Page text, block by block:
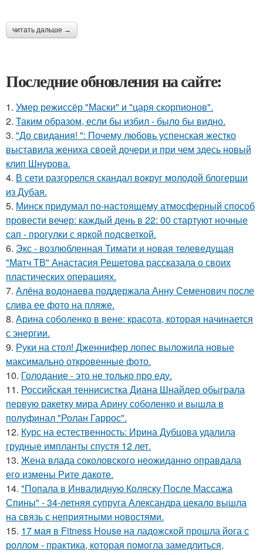
читать дальше →
Последние обновления на сайте:
1. Умер режиссёр "Маски" и "царя скорпионов".
2. Таким образом, если бы избил - было бы видно.
3. "До свидания! ": Почему любовь успенская жестко
выставила жениха своей дочери и при чем здесь новый
клип Шнурова.
4. В сети разгорелся скандал вокруг молодой блогерши
из Дубая.
5. Минск придумал по-настоящему атмосферный способ
провести вечер: каждый день в 22: 00 стартуют ночные
сап - прогулки с яркой подсветкой.
6. Экс - возлюбленная Тимати и новая телеведущая
"Матч ТВ" Анастасия Решетова рассказала о своих
пластических операциях.
7. Алёна водонаева поддержала Анну Семенович после
слива ее фото на пляже.
8. Арина соболенко в вене: красота, которая начинается
с энергии.
9. Руки на стол! Дженнифер лопес выложила новые
максимально откровенные фото.
10. Голодание - это не только про еду.
11. Российская теннисистка Диана Шнайдер обыграла
первую ракетку мира Арину соболенко и вышла в
полуфинал "Ролан Гаррос".
12. Курс на естественность: Ирина Дубцова удалила
грудные импланты спустя 12 лет.
13. Жена влада соколовского неожиданно оправдала
его измены Рите дакоте.
14. "Попала в Инвалидную Коляску После Массажа
Спины" - 34-летняя супруга Александра цекало вышла
на связь с неприятными новостями.
15. 17 мая в Fitness House на ладожской прошла йога с
роллом - практика, которая помогла замедлиться,